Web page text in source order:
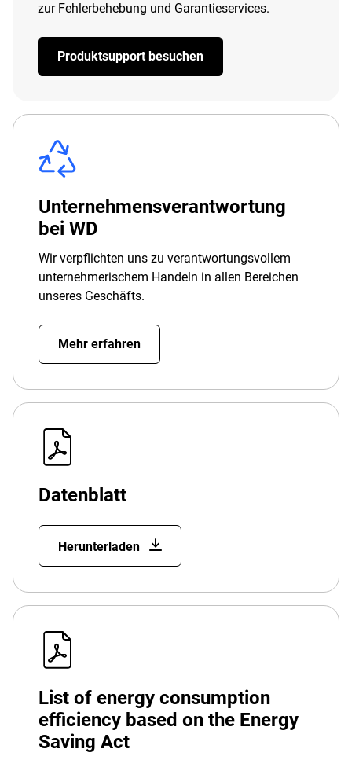
zur Fehlerbehebung und Garantieservices.
Produktsupport besuchen
Unternehmensverantwortung
bei WD
Wir verpflichten uns zu verantwortungsvollem
unternehmerischem Handeln in allen Bereichen
unseres Geschäfts.
Mehr erfahren
Datenblatt
Herunterladen
List of energy consumption
efficiency based on the Energy
Saving Act